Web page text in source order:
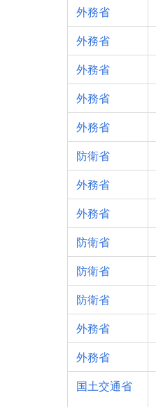
外務省
外務省
外務省
外務省
外務省
防衛省
外務省
外務省
防衛省
防衛省
防衛省
外務省
外務省
国土交通省